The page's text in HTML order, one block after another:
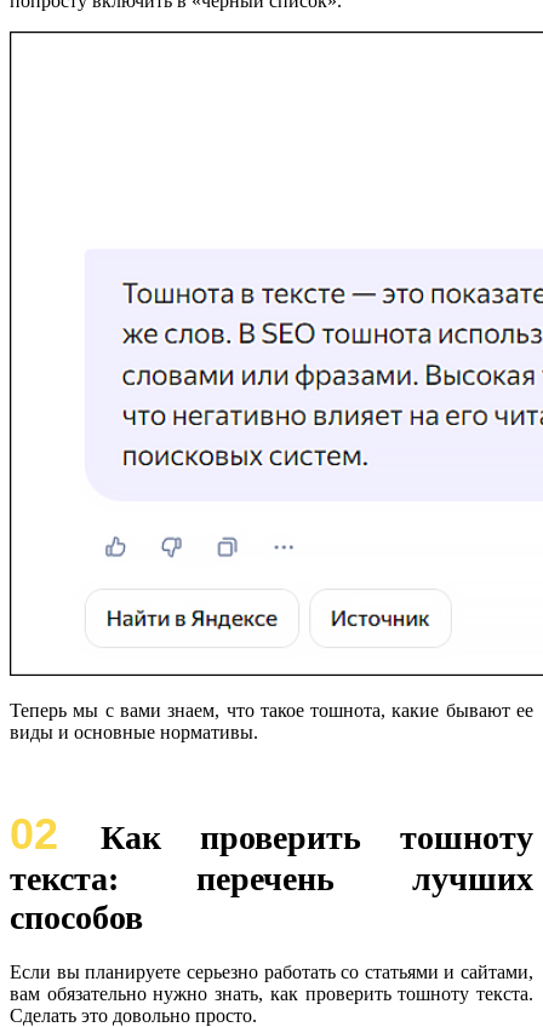
Теперь мы с вами знаем, что такое тошнота, какие бывают ее
виды и основные нормативы.
02
Как проверить тошноту
текста: перечень лучших
способов
Если вы планируете серьезно работать со статьями и сайтами,
вам обязательно нужно знать, как проверить тошноту текста.
Сделать это довольно просто.